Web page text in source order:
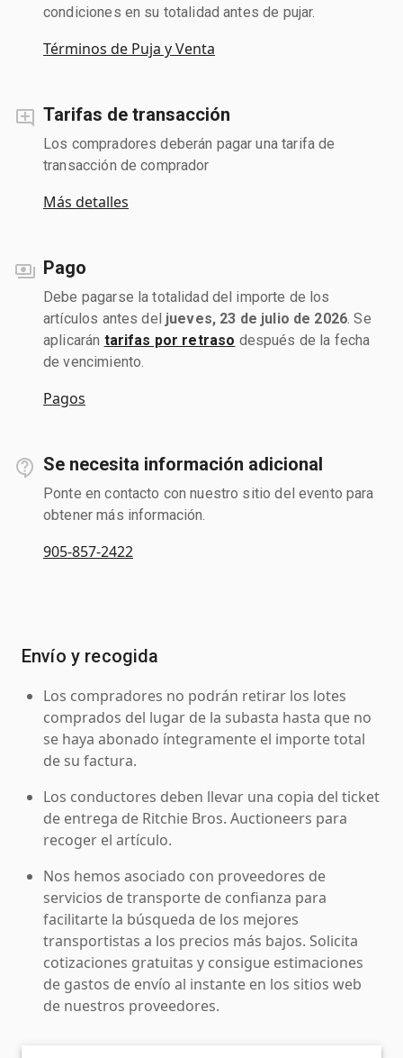
condiciones en su totalidad antes de pujar.
Términos de Puja y Venta
Tarifas de transacción
Los compradores deberán pagar una tarifa de
transacción de comprador
Más detalles
Pago
Debe pagarse la totalidad del importe de los
artículos antes del jueves, 23 de julio de 2026 . Se
aplicarán tarifas por retraso después de la fecha
de vencimiento.
Pagos
Se necesita información adicional
Ponte en contacto con nuestro sitio del evento para
obtener más información.
905-857-2422
Envío y recogida
Los compradores no podrán retirar los lotes
comprados del lugar de la subasta hasta que no
se haya abonado íntegramente el importe total
de su factura.
Los conductores deben llevar una copia del ticket
de entrega de Ritchie Bros. Auctioneers para
recoger el artículo.
Nos hemos asociado con proveedores de
servicios de transporte de confianza para
facilitarte la búsqueda de los mejores
transportistas a los precios más bajos. Solicita
cotizaciones gratuitas y consigue estimaciones
de gastos de envío al instante en los sitios web
de nuestros proveedores.